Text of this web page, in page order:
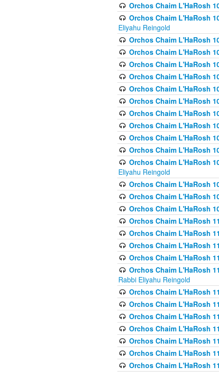
Orchos Chaim L'HaRosh
Orchos Chaim L'HaRosh
Eliyahu Reingold
Orchos Chaim L'HaRosh
Orchos Chaim L'HaRosh
Orchos Chaim L'HaRosh
Orchos Chaim L'HaRosh
Orchos Chaim L'HaRosh
Orchos Chaim L'HaRosh
Orchos Chaim L'HaRosh
Orchos Chaim L'HaRosh
Orchos Chaim L'HaRosh
Orchos Chaim L'HaRosh
Orchos Chaim L'HaRosh
Eliyahu Reingold
Orchos Chaim L'HaRosh
Orchos Chaim L'HaRosh
Orchos Chaim L'HaRosh
Orchos Chaim L'HaRosh
Orchos Chaim L'HaRosh
Orchos Chaim L'HaRosh
Orchos Chaim L'HaRosh
Orchos Chaim L'HaRosh
Rabbi Eliyahu Reingold
Orchos Chaim L'HaRosh
Orchos Chaim L'HaRosh
Orchos Chaim L'HaRosh
Orchos Chaim L'HaRosh
Orchos Chaim L'HaRosh
Orchos Chaim L'HaRosh
Orchos Chaim L'HaRosh